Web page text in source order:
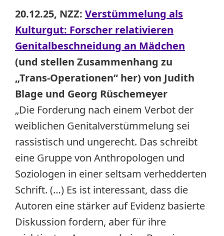
20.12.25, NZZ: Verstümmelung als
Kulturgut: Forscher relativieren
Genitalbeschneidung an Mädchen
(und stellen Zusammenhang zu
„Trans-Operationen“ her) von Judith
Blage und Georg Rüschemeyer
„Die Forderung nach einem Verbot der
weiblichen Genitalverstümmelung sei
rassistisch und ungerecht. Das schreibt
eine Gruppe von Anthropologen und
Soziologen in einer seltsam verhedderten
Schrift. (…) Es ist interessant, dass die
Autoren eine stärker auf Evidenz basierte
Diskussion fordern, aber für ihre